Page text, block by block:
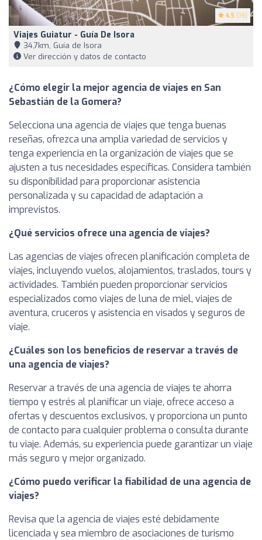
4.5 (19)
Viajes Guiatur - Guía De Isora
34,7km, Guía de Isora
Ver dirección y datos de contacto
¿Cómo elegir la mejor agencia de viajes en San
Sebastián de la Gomera?
Selecciona una agencia de viajes que tenga buenas
reseñas, ofrezca una amplia variedad de servicios y
tenga experiencia en la organización de viajes que se
ajusten a tus necesidades específicas. Considera también
su disponibilidad para proporcionar asistencia
personalizada y su capacidad de adaptación a
imprevistos.
¿Qué servicios ofrece una agencia de viajes?
Las agencias de viajes ofrecen planificación completa de
viajes, incluyendo vuelos, alojamientos, traslados, tours y
actividades. También pueden proporcionar servicios
especializados como viajes de luna de miel, viajes de
aventura, cruceros y asistencia en visados y seguros de
viaje.
¿Cuáles son los beneficios de reservar a través de
una agencia de viajes?
Reservar a través de una agencia de viajes te ahorra
tiempo y estrés al planificar un viaje, ofrece acceso a
ofertas y descuentos exclusivos, y proporciona un punto
de contacto para cualquier problema o consulta durante
tu viaje. Además, su experiencia puede garantizar un viaje
más seguro y mejor organizado.
¿Cómo puedo verificar la fiabilidad de una agencia de
viajes?
Revisa que la agencia de viajes esté debidamente
licenciada y sea miembro de asociaciones de turismo